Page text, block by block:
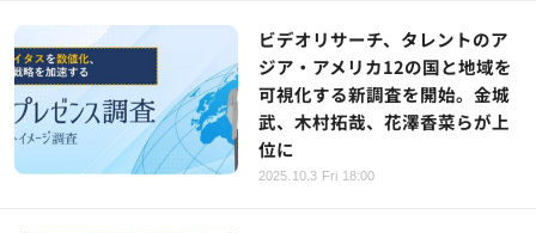
ビデオリサーチ、タレントのア
ジア・アメリカ12の国と地域を
可視化する新調査を開始。金城
武、木村拓哉、花澤香菜らが上
位に
2025.10.3 Fri 18:00